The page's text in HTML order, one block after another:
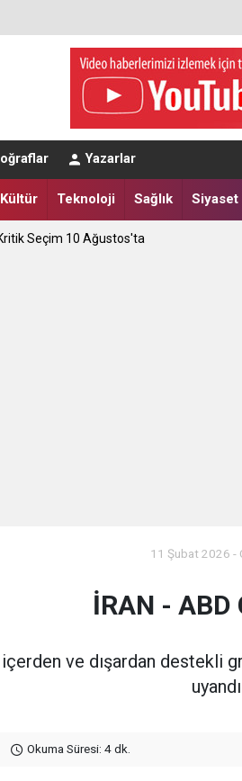
Yazarlar
Kültür Teknoloji Sağlık Siyaset
Edecek
Seçim 10 Ağustos'ta
11 Şubat 2026 -
İRAN - ABD
ve dışardan destekli
Okuma Süresi: 4 dk.